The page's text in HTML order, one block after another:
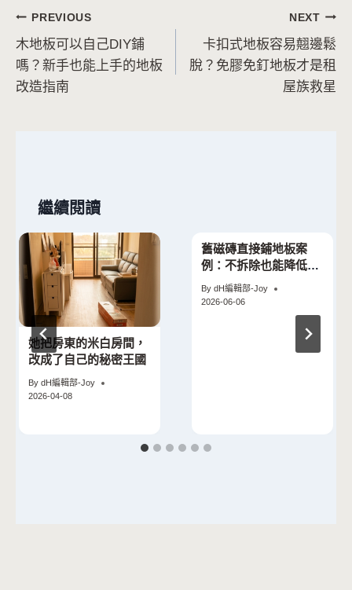
文
章
導
PREVIOUS
木地板可以自己DIY鋪
嗎？新手也能上手的地板
改造指南
NEXT
卡扣式地板容易翹邊鬆
脫？免膠免釘地板才是租
屋族救星
繼續閱讀
她把房東的米白房間，
改成了自己的秘密王國
By dH編輯部-Joy
2026-04-08
舊磁磚直接鋪地板案
例：不拆除也能降低施
工負擔
By dH編輯部-Joy
2026-06-06